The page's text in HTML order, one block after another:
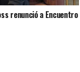
renunció a Encuentro